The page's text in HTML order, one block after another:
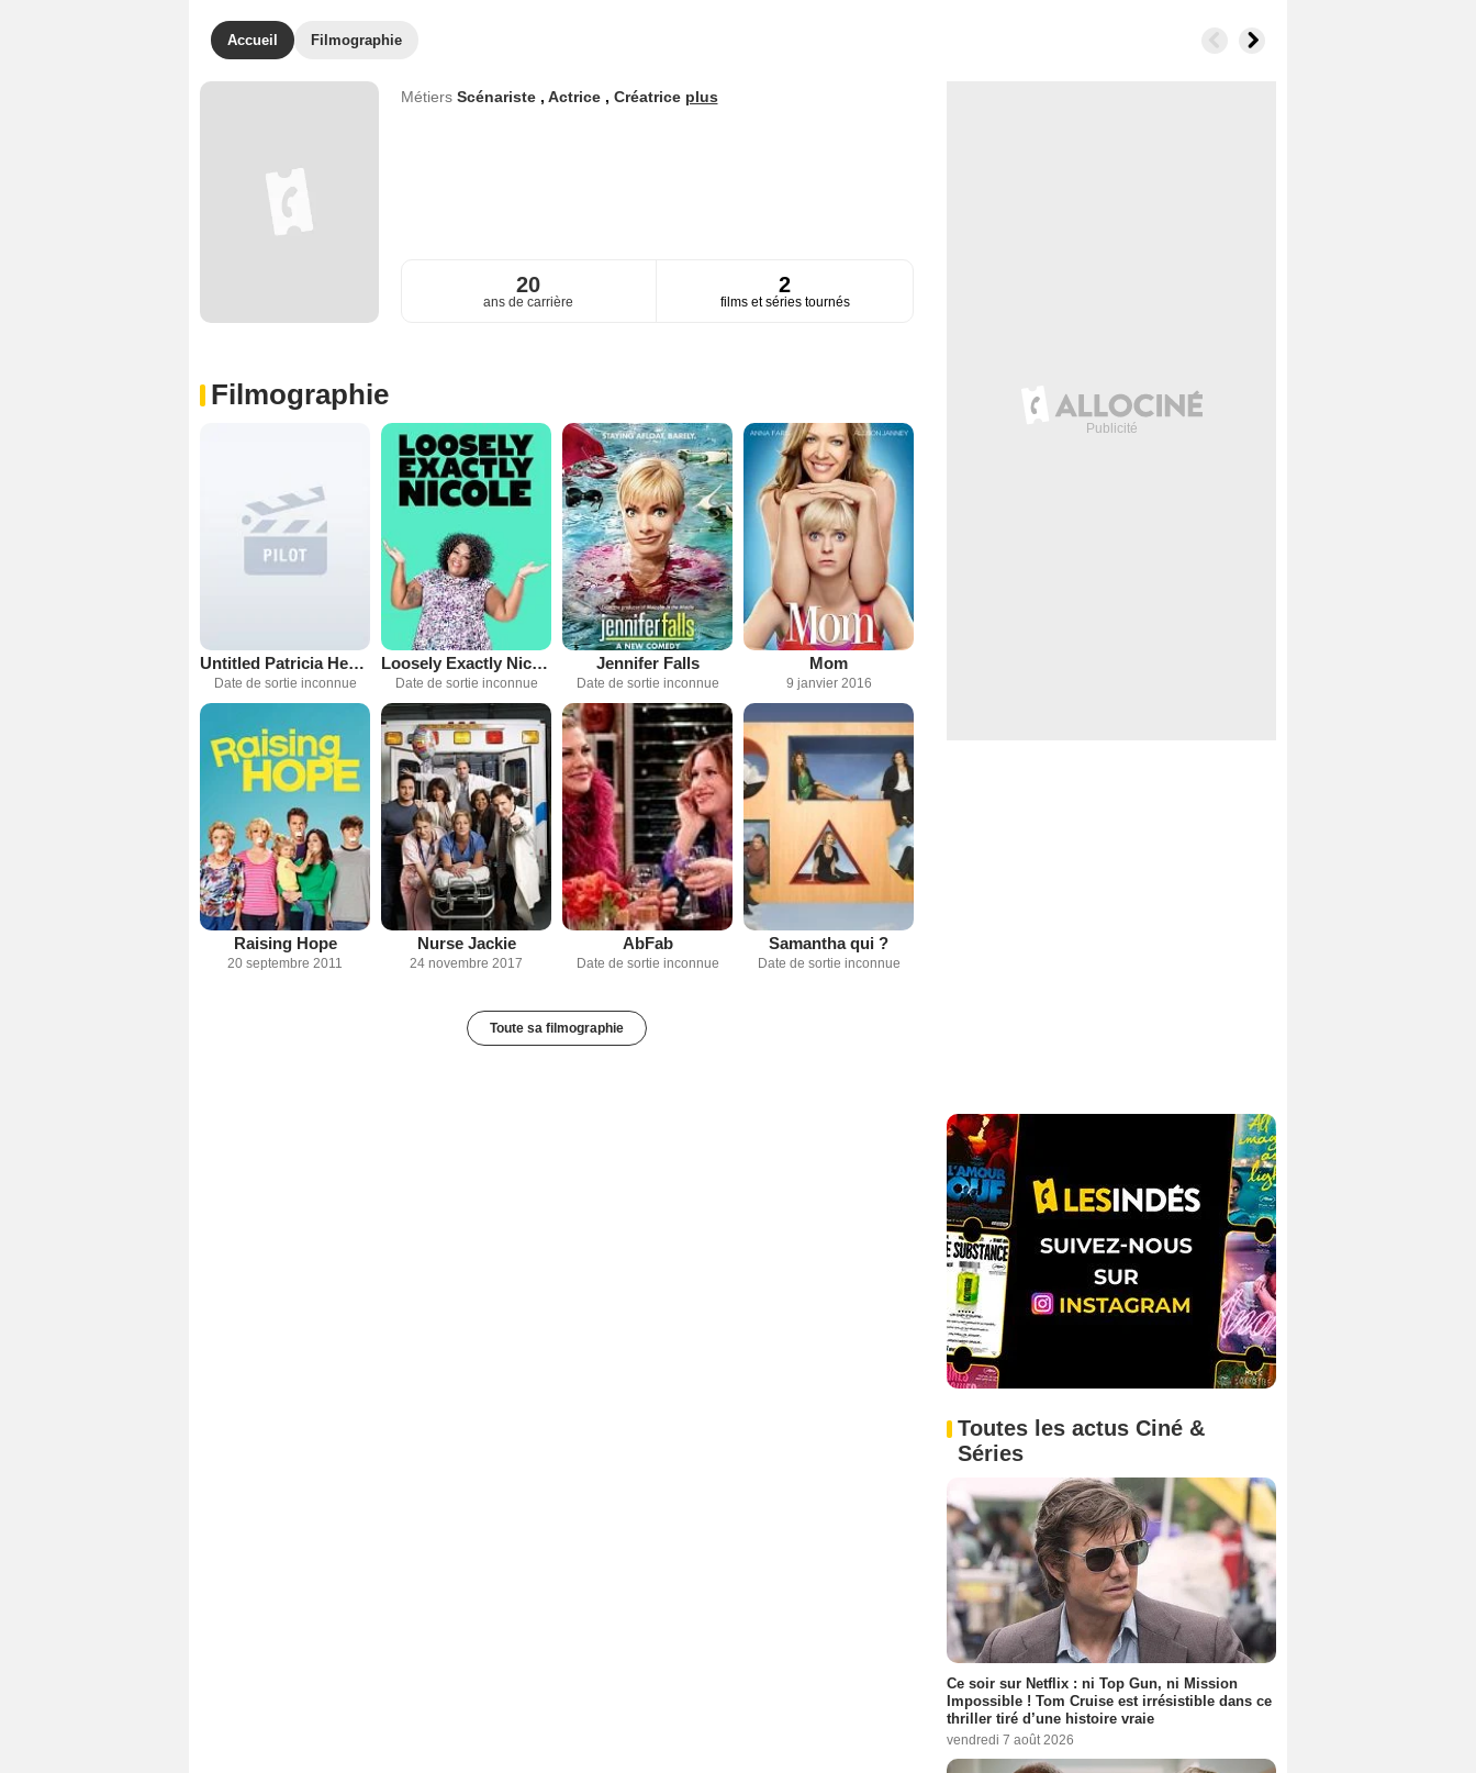
Accueil Filmographie
Métiers Scénariste , Actrice , Créatrice plus
20
ans de carrière
2
films et séries tournés
Filmographie
Untitled Patricia Heaton Project
Date de sortie inconnue
Loosely Exactly Nicole
Date de sortie inconnue
Jennifer Falls
Date de sortie inconnue
Mom
9 janvier 2016
Raising Hope
20 septembre 2011
Nurse Jackie
24 novembre 2017
AbFab
Date de sortie inconnue
Samantha qui ?
Date de sortie inconnue
Toute sa filmographie
Toutes les actus Ciné &
Séries
Ce soir sur Netflix : ni Top Gun, ni Mission
Impossible ! Tom Cruise est irrésistible dans ce
thriller tiré d’une histoire vraie
vendredi 7 août 2026